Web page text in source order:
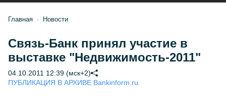
Главная Новости
Связь-Банк принял участие в
выставке "Недвижимость-2011"
04.10.2011 12:39 (мск+2)
ПУБЛИКАЦИЯ В АРХИВЕ Bankinform.ru